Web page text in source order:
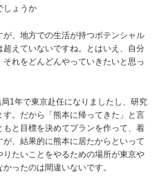
しょうか
が、地方での生活が持つポテンシャル
えていないですね。とはいえ、自分
れをどんどんやっていきたいと思っ
1年で東京赴任になりましたし、研究
。だから「熊本に帰ってきた」と言
と目標を決めてプランを作って、着
、結果的に熊本に居たからといって
たいことをやるための場所が東京や
ったのは間違いないです。